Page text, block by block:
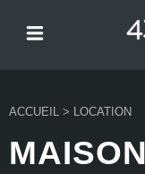
ACCUEIL > LOCATION